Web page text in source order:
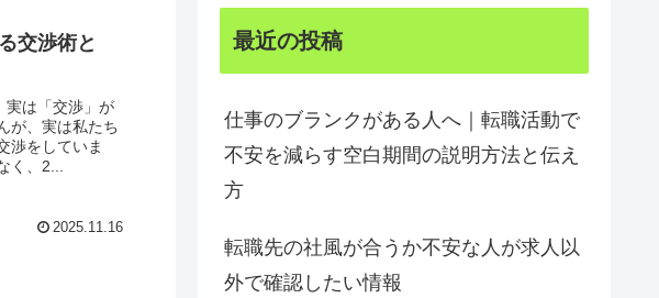
交渉術と
は「交渉」が
が、実は私たち
渉をしていま
く、2...
2025.11.16
最近の投稿
仕事のブランクがある人へ｜転職活動で
不安を減らす空白期間の説明方法と伝え
方
転職先の社風が合うか不安な人が求人以
外で確認したい情報